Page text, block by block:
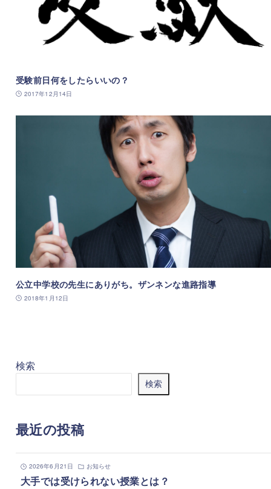
受験前日何をしたらいいの？
2017年12月14日
公立中学校の先生にありがち。ザンネンな進路指導
2018年1月12日
検索
検索
最近の投稿
2026年6月21日 お知らせ
大手では受けられない授業とは？